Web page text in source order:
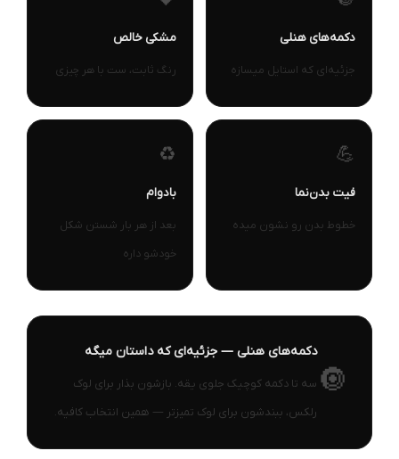
دکمه‌های هنلی
جزئیه‌ای که استایل میسازه
مشکی خالص
رنگ ثابت، ست با هر چیزی
💪
فیت بدن‌نما
خطوط بدن رو نشون میده
♻️
بادوام
بعد از هر بار شستن شکل
خودشو داره
🔘
دکمه‌های هنلی — جزئیه‌ای که داستان میگه
سه تا دکمه کوچیک جلوی یقه. بازشون بذار برای لوک
رلکس، ببندشون برای لوک تمیزتر — همین انتخاب کافیه.